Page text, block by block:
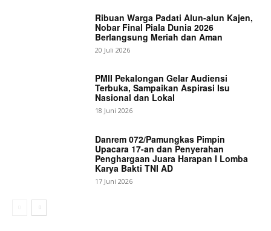
Ribuan Warga Padati Alun-alun Kajen,
Nobar Final Piala Dunia 2026
Berlangsung Meriah dan Aman
20 Juli 2026
PMII Pekalongan Gelar Audiensi
Terbuka, Sampaikan Aspirasi Isu
Nasional dan Lokal
18 Juni 2026
Danrem 072/Pamungkas Pimpin
Upacara 17-an dan Penyerahan
Penghargaan Juara Harapan I Lomba
Karya Bakti TNI AD
17 Juni 2026